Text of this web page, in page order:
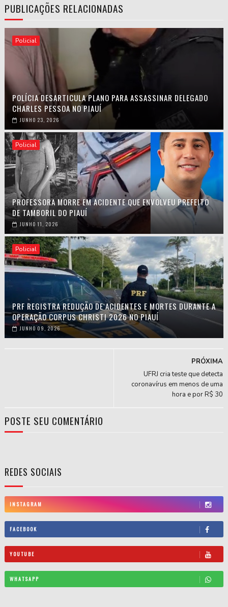
PUBLICAÇÕES RELACIONADAS
Policial
POLÍCIA DESARTICULA PLANO PARA ASSASSINAR DELEGADO
CHARLES PESSOA NO PIAUÍ
JUNHO 23, 2026
Policial
PROFESSORA MORRE EM ACIDENTE QUE ENVOLVEU PREFEITO
DE TAMBORIL DO PIAUÍ
JUNHO 11, 2026
Policial
PRF REGISTRA REDUÇÃO DE ACIDENTES E MORTES DURANTE A
OPERAÇÃO CORPUS CHRISTI 2026 NO PIAUÍ
JUNHO 09, 2026
PRÓXIMA
UFRJ cria teste que detecta
coronavírus em menos de uma
hora e por R$ 30
POSTE SEU COMENTÁRIO
REDES SOCIAIS
INSTAGRAM
FACEBOOK
YOUTUBE
WHATSAPP